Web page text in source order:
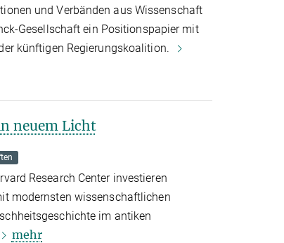
und Verbänden aus Wissenschaft
Gesellschaft ein Positionspapier mit
künftigen Regierungskoalition.
neuem Licht
Research Center investieren
modernsten wissenschaftlichen
im antiken
mehr